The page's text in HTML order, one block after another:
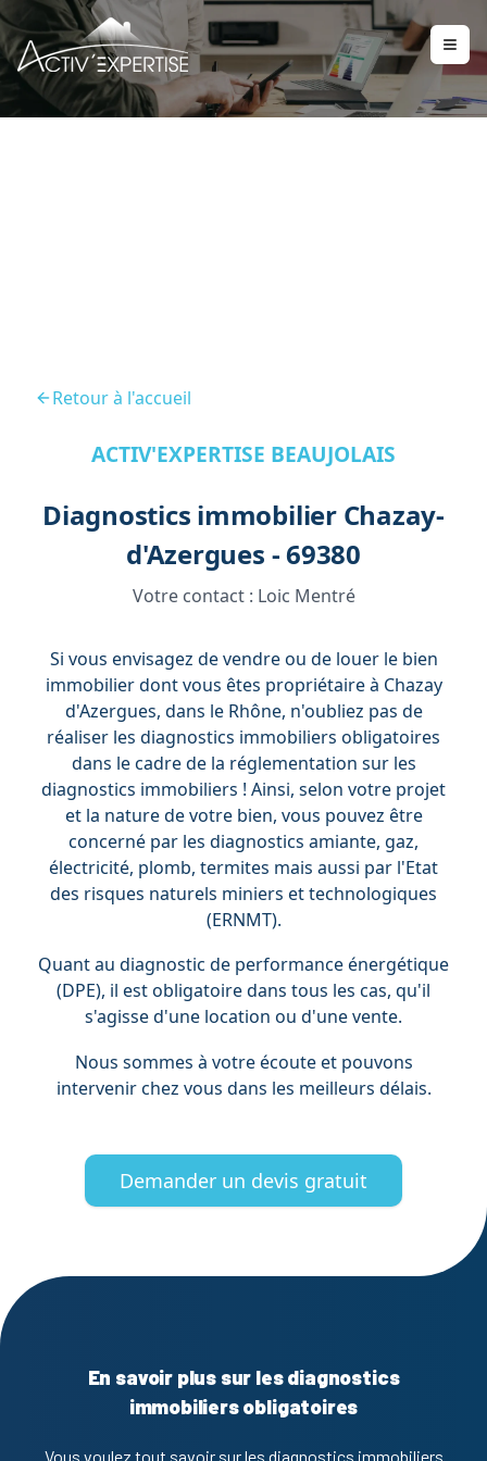
Retour à l'accueil
ACTIV'EXPERTISE BEAUJOLAIS
Diagnostics immobilier Chazay-
d'Azergues - 69380
Votre contact : Loic Mentré
Si vous envisagez de vendre ou de louer le bien
immobilier dont vous êtes propriétaire à Chazay
d'Azergues, dans le Rhône, n'oubliez pas de
réaliser les diagnostics immobiliers obligatoires
dans le cadre de la réglementation sur les
diagnostics immobiliers ! Ainsi, selon votre projet
et la nature de votre bien, vous pouvez être
concerné par les diagnostics amiante, gaz,
électricité, plomb, termites mais aussi par l'Etat
des risques naturels miniers et technologiques
(ERNMT).
Quant au diagnostic de performance énergétique
(DPE), il est obligatoire dans tous les cas, qu'il
s'agisse d'une location ou d'une vente.
Nous sommes à votre écoute et pouvons
intervenir chez vous dans les meilleurs délais.
Demander un devis gratuit
En savoir plus sur les diagnostics
immobiliers obligatoires
Vous voulez tout savoir sur les diagnostics immobiliers